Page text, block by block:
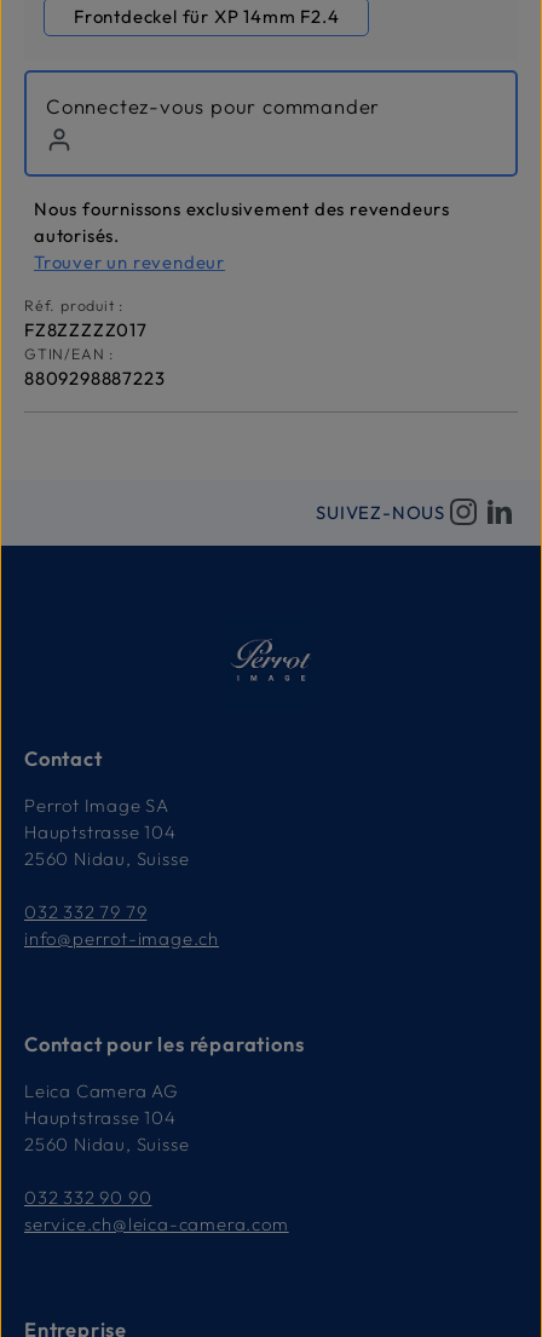
Frontdeckel für XP 14mm F2.4
Connectez-vous pour commander
Nous fournissons exclusivement des revendeurs
autorisés.
Trouver un revendeur
Réf. produit :
FZ8ZZZZZ017
GTIN/EAN :
8809298887223
SUIVEZ-NOUS
Contact
Perrot Image SA
Hauptstrasse 104
2560 Nidau, Suisse
032 332 79 79
info@perrot-image.ch
Contact pour les réparations
Leica Camera AG
Hauptstrasse 104
2560 Nidau, Suisse
032 332 90 90
service.ch@leica-camera.com
Entreprise